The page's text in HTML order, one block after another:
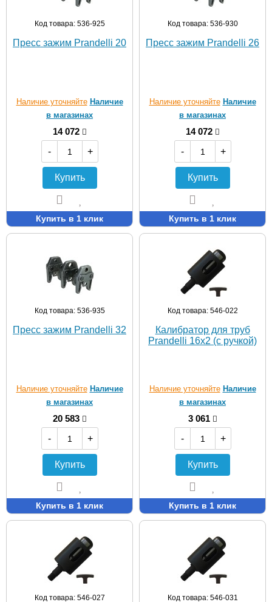
Код товара: 536-925
Пресс зажим Prandelli 20
Наличие уточняйте Наличие
в магазинах
14 072
-
+
Купить
Купить в 1 клик
Код товара: 536-930
Пресс зажим Prandelli 26
Наличие уточняйте Наличие
в магазинах
14 072
-
+
Купить
Купить в 1 клик
Код товара: 536-935
Пресс зажим Prandelli 32
Наличие уточняйте Наличие
в магазинах
20 583
-
+
Купить
Купить в 1 клик
Код товара: 546-022
Калибратор для труб
Prandelli 16х2 (с ручкой)
Наличие уточняйте Наличие
в магазинах
3 061
-
+
Купить
Купить в 1 клик
Код товара: 546-027 Код товара: 546-031